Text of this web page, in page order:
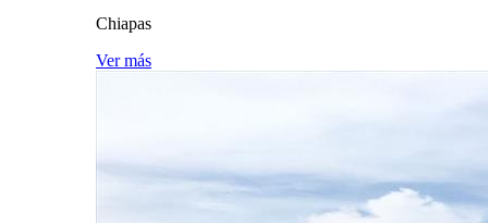
Chiapas
Ver más